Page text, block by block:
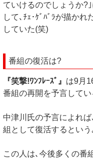
ていけるのでしょうか?
して､ﾁｪ･ｹﾞﾊﾞﾗが描かれ
していた(笑)
番組の復活は?
『笑撃!ﾜﾝﾌﾚｰｽﾞ』 は9月
番組の再開を予言してい
中津川氏の予言によれば､
組として復活するという
この人は､今後多くの番